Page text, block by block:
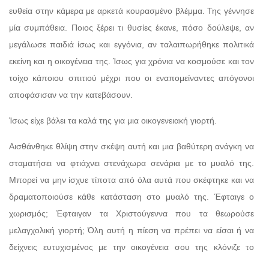
ευθεία στην κάμερα με αρκετά κουρασμένο βλέμμα. Της γέννησε
μία συμπάθεια. Ποιος ξέρει τι θυσίες έκανε, πόσο δούλεψε, αν
μεγάλωσε παιδιά ίσως και εγγόνια, αν ταλαιπωρήθηκε πολιτικά
εκείνη και η οικογένεια της. Ίσως για χρόνια να κοσμούσε και τον
τοίχο κάποιου σπιτιού μέχρι που οι εναπομείναντες απόγονοι
αποφάσισαν να την κατεβάσουν.
Ίσως είχε βάλει τα καλά της για μια οικογενειακή γιορτή.
Αισθάνθηκε θλίψη στην σκέψη αυτή και μια βαθύτερη ανάγκη να
σταματήσει να φτιάχνει στενάχωρα σενάρια με το μυαλό της.
Μπορεί να μην ίσχυε τίποτα από όλα αυτά που σκέφτηκε και να
δραματοποιούσε κάθε κατάσταση στο μυαλό της. Έφταιγε ο
χωρισμός; Έφταιγαν τα Χριστούγεννα που τα θεωρούσε
μελαγχολική γιορτή; Όλη αυτή η πίεση να πρέπει να είσαι ή να
δείχνεις ευτυχισμένος με την οικογένεια σου της κλόνιζε το